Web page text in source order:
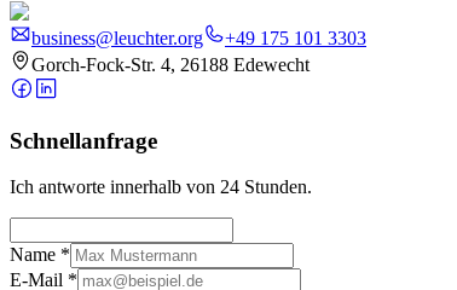
business@leuchter.org
+49 175 101 3303
Gorch-Fock-Str. 4, 26188 Edewecht
Schnellanfrage
Ich antworte innerhalb von 24 Stunden.
Name *
E-Mail *